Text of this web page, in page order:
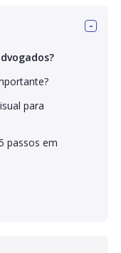
para
passos em